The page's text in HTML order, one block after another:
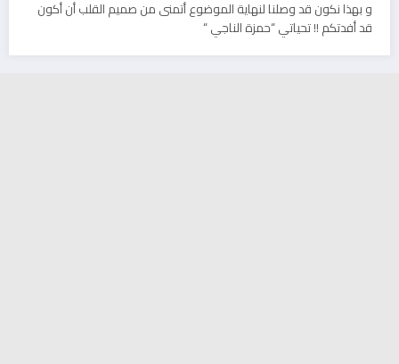
و بهذا نكون قد وصلنا لنهاية الموضوع أتمنى من صميم القلب أن أكون
قد أفدتكم !! تحياتي “حمزة الناجي “